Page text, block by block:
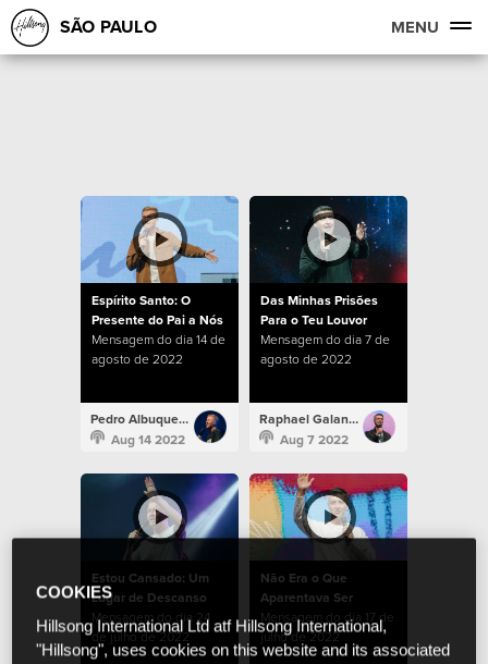
SÃO PAULO MENU
Espírito Santo: O
Presente do Pai a Nós
Mensagem do dia 14 de
agosto de 2022
Pedro Albuquerque
Aug 14 2022
Das Minhas Prisões
Para o Teu Louvor
Mensagem do dia 7 de
agosto de 2022
Raphael Galante
Aug 7 2022
Estou Cansado: Um
Lugar de Descanso
Mensagem do dia 24
de julho de 2022
Não Era o Que
Aparentava Ser
Mensagem do dia 17 de
julho de 2022
COOKIES
Hillsong International Ltd atf Hillsong International,
"Hillsong", uses cookies on this website and its associated